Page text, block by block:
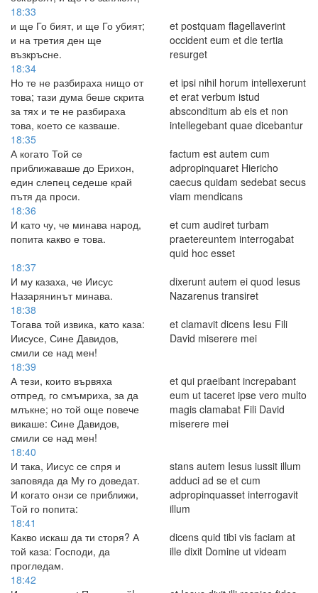
18:33
и ще Го бият, и ще Го убият;
и на третия ден ще
възкръсне.
et postquam flagellaverint
occident eum et die tertia
resurget
18:34
Но те не разбираха нищо от
това; тази дума беше скрита
за тях и те не разбираха
това, което се казваше.
et ipsi nihil horum intellexerunt
et erat verbum istud
absconditum ab eis et non
intellegebant quae dicebantur
18:35
А когато Той се
приближаваше до Ерихон,
един слепец седеше край
пътя да проси.
factum est autem cum
adpropinquaret Hiericho
caecus quidam sedebat secus
viam mendicans
18:36
И като чу, че минава народ,
попита какво е това.
et cum audiret turbam
praetereuntem interrogabat
quid hoc esset
18:37
И му казаха, че Иисус
Назарянинът минава.
dixerunt autem ei quod Iesus
Nazarenus transiret
18:38
Тогава той извика, като каза:
Иисусе, Сине Давидов,
смили се над мен!
et clamavit dicens Iesu Fili
David miserere mei
18:39
А тези, които вървяха
отпред, го смъмриха, за да
млъкне; но той още повече
викаше: Сине Давидов,
смили се над мен!
et qui praeibant increpabant
eum ut taceret ipse vero multo
magis clamabat Fili David
miserere mei
18:40
И така, Иисус се спря и
заповяда да Му го доведат.
И когато онзи се приближи,
Той го попита:
stans autem Iesus iussit illum
adduci ad se et cum
adpropinquasset interrogavit
illum
18:41
Какво искаш да ти сторя? А
той каза: Господи, да
прогледам.
dicens quid tibi vis faciam at
ille dixit Domine ut videam
18:42